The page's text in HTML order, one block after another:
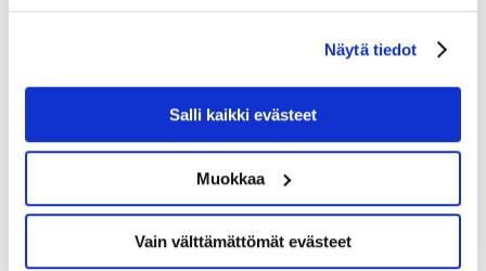
Näytä tiedot
Salli kaikki evästeet
Muokkaa
Vain välttämättömät evästeet